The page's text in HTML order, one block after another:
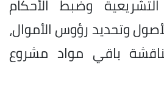
وضبط الأحكام
وتحديد رؤوس الأموال،
باقي مواد مشروع